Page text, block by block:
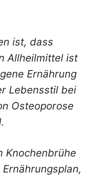
ist, dass
Allheilmittel ist
Ernährung
Lebensstil bei
Osteoporose
Knochenbrühe